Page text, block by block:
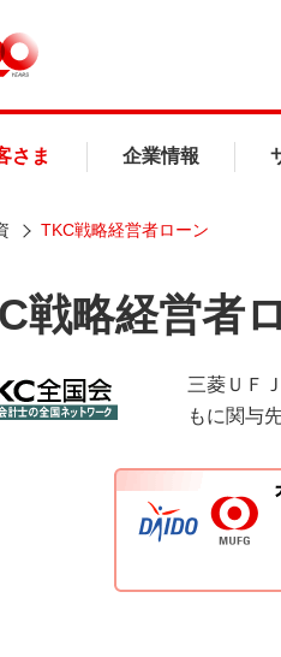
さま 企業情報
TKC戦略経営者ローン
戦略経営者
三菱ＵＦ
もに関与